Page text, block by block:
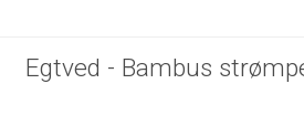
Egtved - Bambus